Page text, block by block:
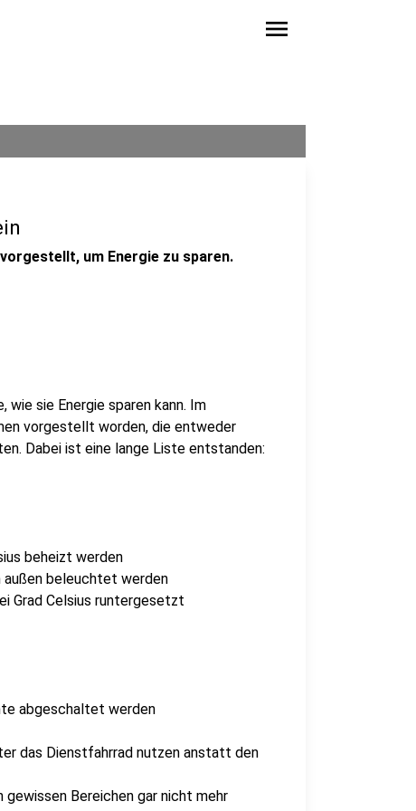
menu
um Energie zu sparen.
sie Energie sparen kann. Im
vorgestellt worden, die entweder
Dabei ist eine lange Liste entstanden:
beheizt werden
außen beleuchtet werden
Grad Celsius runtergesetzt
abgeschaltet werden
das Dienstfahrrad nutzen anstatt den
Bereichen gar nicht mehr